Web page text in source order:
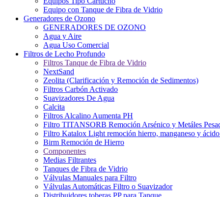
Equipo con Tanque de Fibra de Vidrio
Generadores de Ozono
GENERADORES DE OZONO
Agua y Aire
Agua Uso Comercial
Filtros de Lecho Profundo
Filtros Tanque de Fibra de Vidrio
NextSand
Zeolita (Clarificación y Remoción de Sedimentos)
Filtros Carbón Activado
Suavizadores De Agua
Calcita
Filtros Alcalino Aumenta PH
Filtro TITANSORB Remoción Arsénico y Metáles
Filtro Katalox Light remoción hierro, manganeso y
Birm Remoción de Hierro
Componentes
Medias Filtrantes
Tanques de Fibra de Vidrio
Válvulas Manuales para Filtro
Válvulas Automáticas Filtro o Suavizador
Distribuidores toberas PP para Tanque